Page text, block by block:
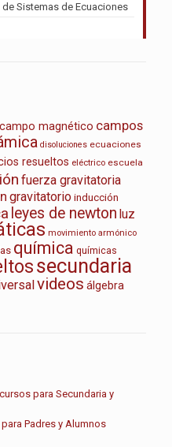
Sistemas de Ecuaciones
campo magnético campos
disoluciones ecuaciones
resueltos eléctrico escuela
fuerza gravitatoria
gravitatorio inducción
leyes de newton luz
movimiento armónico
química químicas
secundaria
videos álgebra
para Secundaria y
Padres y Alumnos